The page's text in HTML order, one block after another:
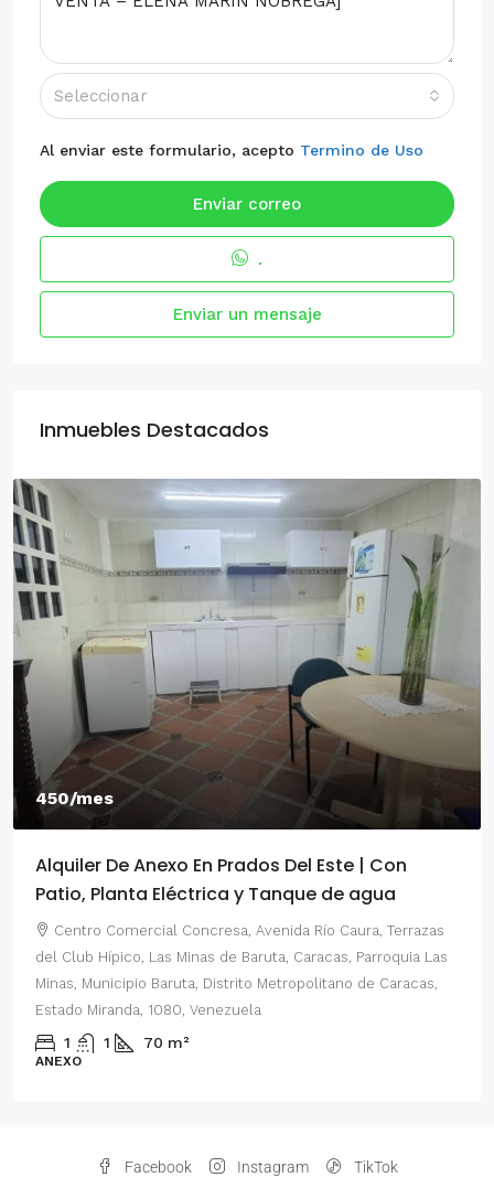
Seleccionar
Al enviar este formulario, acepto Termino de Uso
Enviar correo
.
Enviar un mensaje
Inmuebles Destacados
450/mes
Alquiler De Anexo En Prados Del Este | Con
Patio, Planta Eléctrica y Tanque de agua
Centro Comercial Concresa, Avenida Río Caura, Terrazas
del Club Hípico, Las Minas de Baruta, Caracas, Parroquia Las
Minas, Municipio Baruta, Distrito Metropolitano de Caracas,
Estado Miranda, 1080, Venezuela
1 1 70 m²
ANEXO
Facebook Instagram TikTok